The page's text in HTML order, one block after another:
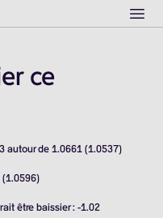
ce
autour de 1.0661 (1.0537)
(1.0596)
être baissier : -1.02